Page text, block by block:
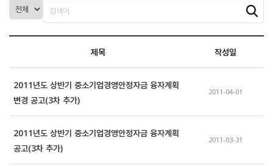
제목 작성일
2011년도 상반기 중소기업경영안정자금 융자계획
변경 공고(3차 추가)
2011-04-01
2011년도 상반기 중소기업경영안정자금 융자계획
공고(3차 추가)
2011-03-31